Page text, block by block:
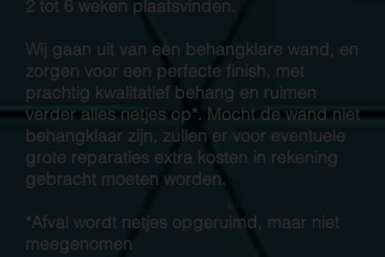
2 tot 6 weken plaatsvinden.
Wij gaan uit van een behangklare wand, en
zorgen voor een perfecte finish, met
prachtig kwalitatief behang en ruimen
verder alles netjes op*. Mocht de wand niet
behangklaar zijn, zullen er voor eventuele
grote reparaties extra kosten in rekening
gebracht moeten worden.
*Afval wordt netjes opgeruimd, maar niet
meegenomen